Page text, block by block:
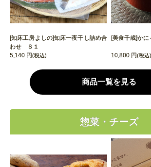
[知床工房よしの]知床一夜干し詰め合
わせ Ｓ１
5,140 円(税込)
[美食千歳]かに
10,800 円(税込)
商品一覧を見る
惣菜・チーズ